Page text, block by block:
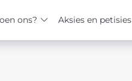
ons? Aksies en petisies